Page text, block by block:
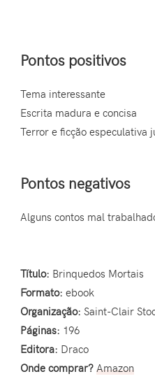
Pontos positivos
Tema interessante
Escrita madura e concisa
Terror e ficção especulativa
Pontos negativos
Alguns contos mal
Título: Brinquedos Mortais
Formato: ebook
Organização: Saint-Clair
Páginas: 196
Editora: Draco
Onde comprar? Amazon